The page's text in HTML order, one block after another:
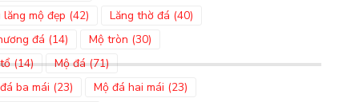
lăng mộ đẹp (42) Lăng thờ đá (40)
đá (14) Mộ tròn (30)
(14) Mộ đá(71)
ba mái (23) Mộ đá hai mái (23)